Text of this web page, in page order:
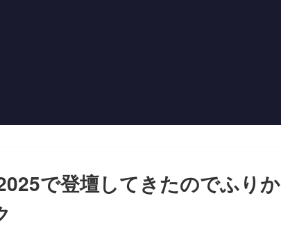
で登壇してきたのでふりか